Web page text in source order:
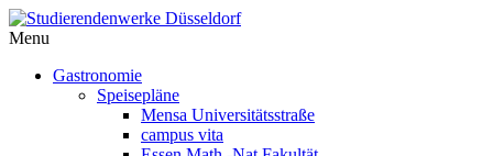
Menu
Gastronomie
Speisepläne
Mensa Universitätsstraße
campus vita